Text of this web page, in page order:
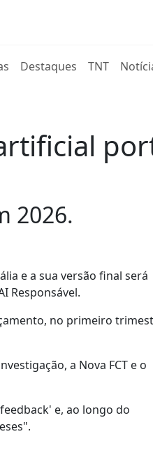
Destaques TNT
2026.
e a sua versão final será
Responsável.
no primeiro
a Nova FCT e o
e, ao longo do